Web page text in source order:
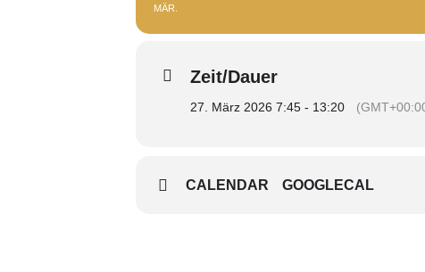
MÄR.
Zeit/Dauer
27. März 2026 7:45 - 13:20
CALENDAR GOOGLECAL